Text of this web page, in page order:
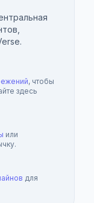
, чтобы
здесь
или
для